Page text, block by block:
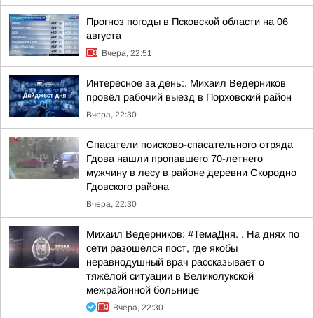
Прогноз погоды в Псковской области на 06
августа
Вчера, 22:51
Интересное за день:. Михаил Ведерников
провёл рабочий выезд в Порховский район
Вчера, 22:30
Спасатели поисково-спасательного отряда
Гдова нашли пропавшего 70-летнего
мужчину в лесу в районе деревни Скородно
Гдовского района
Вчера, 22:30
Михаил Ведерников: #ТемаДня. . На днях по
сети разошёлся пост, где якобы
неравнодушный врач рассказывает о
тяжёлой ситуации в Великолукской
межрайонной больнице
Вчера, 22:30